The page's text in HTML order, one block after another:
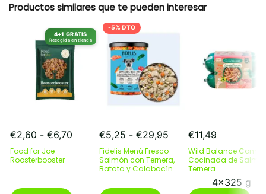
Productos similares que te pueden interesar
€2,60 - €6,70 Rango
precios:
4+1 GRATIS
Recogida en tienda
Food for Joe
Roosterbooster
-5% DTO
€5,25 - €29,95 Rango
precios:
desde
Fidelis Menú Fresco
Salmón con Ternera,
Batata y Calabacín
€11,49
Wild Balance
Cocinada de
Ternera
4x325 g